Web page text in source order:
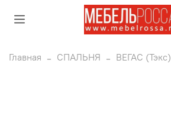
Главная СПАЛЬНЯ ВЕГАС (Тэкс)